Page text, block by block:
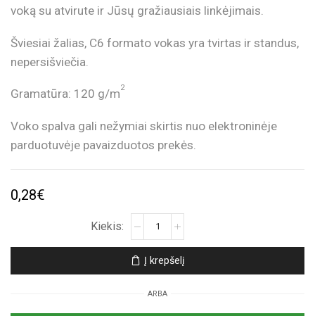
voką su atvirute ir Jūsų gražiausiais linkėjimais.
Šviesiai žalias, C6 formato vokas yra tvirtas ir standus,
nepersišviečia.
Gramatūra: 120 g/m2
Voko spalva gali nežymiai skirtis nuo elektroninėje
parduotuvėje pavaizduotos prekės.
0,28€
produkto
Šviesiai
žaliasĮ krepšelį
ARBA